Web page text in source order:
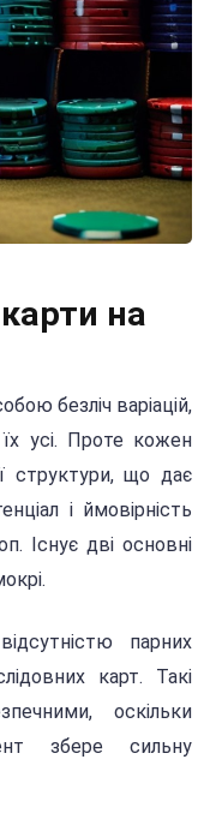
на
безліч варіацій,
усі. Проте кожен
структури, що дає
і ймовірність
Існує дві основні
парних
карт. Такі
оскільки
збере сильну